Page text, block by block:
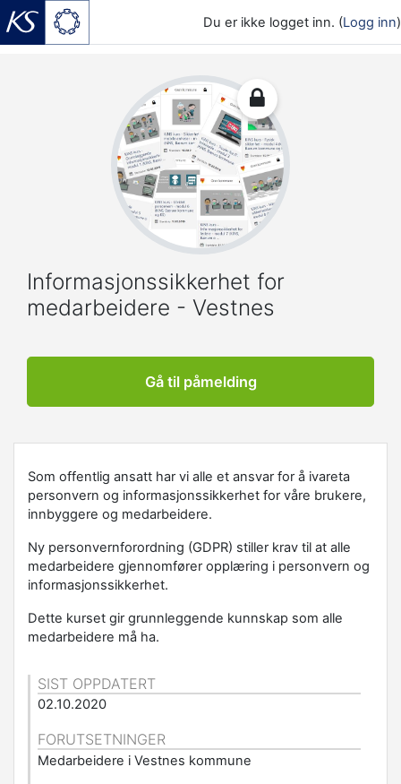
Du er ikke logget inn. (Logg inn)
Informasjonssikkerhet for
medarbeidere - Vestnes
Gå til påmelding
Som offentlig ansatt har vi alle et ansvar for å ivareta
personvern og informasjonssikkerhet for våre brukere,
innbyggere og medarbeidere.
Ny personvernforordning (GDPR) stiller krav til at alle
medarbeidere gjennomfører opplæring i personvern og
informasjonssikkerhet.
Dette kurset gir grunnleggende kunnskap som alle
medarbeidere må ha.
SIST OPPDATERT
02.10.2020
FORUTSETNINGER
Medarbeidere i Vestnes kommune